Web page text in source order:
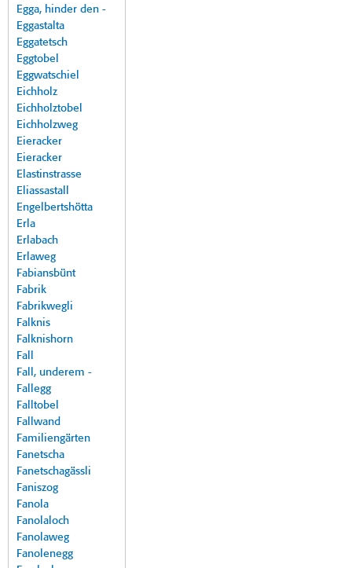
Egga, hinder den -
Eggastalta
Eggatetsch
Eggtobel
Eggwatschiel
Eichholz
Eichholztobel
Eichholzweg
Eieracker
Eieracker
Elastinstrasse
Eliassastall
Engelbertshötta
Erla
Erlabach
Erlaweg
Fabiansbünt
Fabrik
Fabrikwegli
Falknis
Falknishorn
Fall
Fall, underem -
Fallegg
Falltobel
Fallwand
Familiengärten
Fanetscha
Fanetschagässli
Faniszog
Fanola
Fanolaloch
Fanolaweg
Fanolenegg